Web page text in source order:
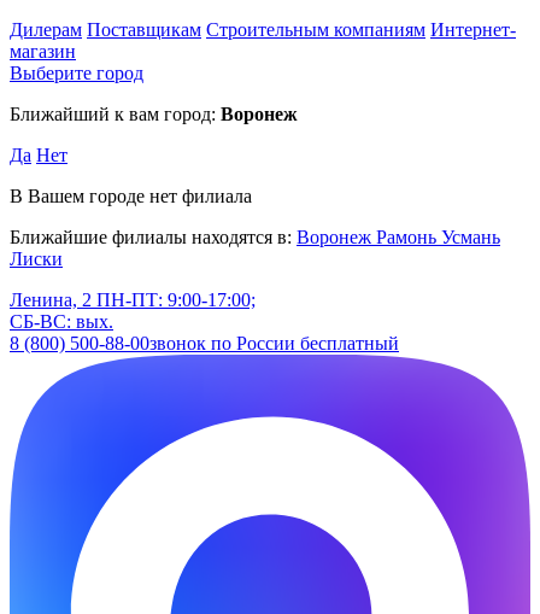
Дилерам Поставщикам Строительным компаниям Интернет-
магазин
Выберите город
Ближайший к вам город: Воронеж
Да Нет
В Вашем городе нет филиала
Ближайшие филиалы находятся в: Воронеж Рамонь Усмань
Лиски
Ленина, 2 ПН-ПТ: 9:00-17:00;
СБ-ВС: вых.
8 (800) 500-88-00звонок по России бесплатный